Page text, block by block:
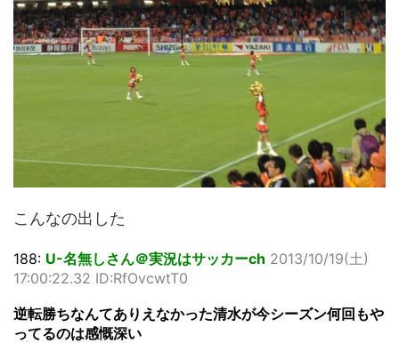
こんなの出した
188: U-名無しさん＠実況はサッカーch 2013/10/19(土)
17:00:22.32 ID:RfOvcwtT0
逆転勝ちなんてありえなかった清水が今シーズン何回もや
ってるのは感慨深い